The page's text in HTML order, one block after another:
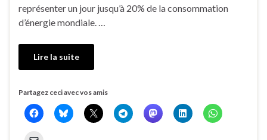
représenter un jour jusqu’à 20% de la consommation
d’énergie mondiale. …
Lire la suite
Partagez ceci avec vos amis